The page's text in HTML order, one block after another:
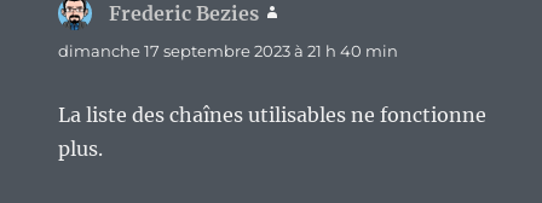
Frederic Bezies
dimanche 17 septembre 2023 à 21 h 40 min
La liste des chaînes utilisables ne fonctionne
plus.